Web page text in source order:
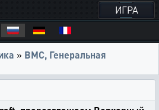
ИГРА
» ВМС, Генеральная